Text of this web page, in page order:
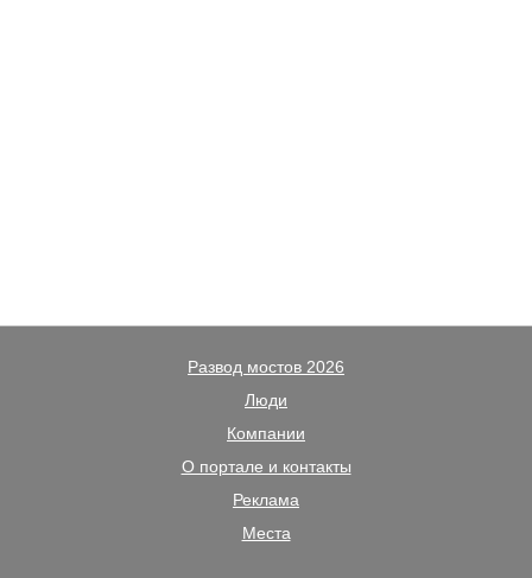
Развод мостов 2026
Люди
Компании
О портале и контакты
Реклама
Места